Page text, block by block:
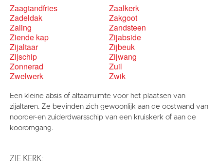
Zaagtandfries
Zaalkerk
Zadeldak
Zakgoot
Zaling
Zandsteen
Ziende kap
Zijabside
Zijaltaar
Zijbeuk
Zijschip
Zijwang
Zonnerad
Zuil
Zwelwerk
Zwik
Een kleine absis of altaarruimte voor het plaatsen van
zijaltaren. Ze bevinden zich gewoonlijk aan de oostwand van
noorder-en zuiderdwarsschip van een kruiskerk of aan de
kooromgang.
ZIE KERK: